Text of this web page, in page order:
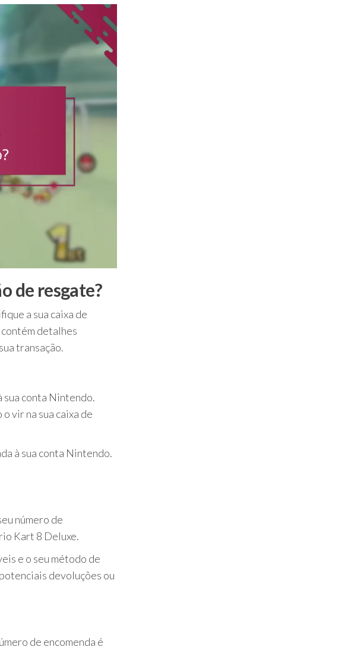
de resgate?
a sua caixa de
detalhes
transação.
sua conta Nintendo.
vir na sua caixa de
à sua conta Nintendo.
número de
Kart 8 Deluxe.
e o seu método de
devoluções ou
de encomenda é